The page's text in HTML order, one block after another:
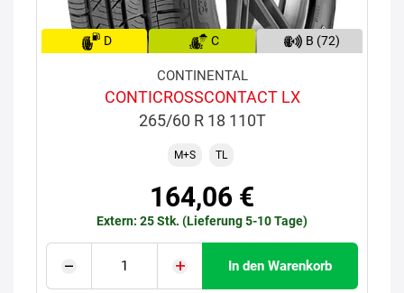
D C B (72)
CONTINENTAL
CONTICROSSCONTACT LX
265/60 R 18 110T
M+S TL
164,06 €
Extern: 25 Stk. (Lieferung 5-10 Tage)
In den Warenkorb